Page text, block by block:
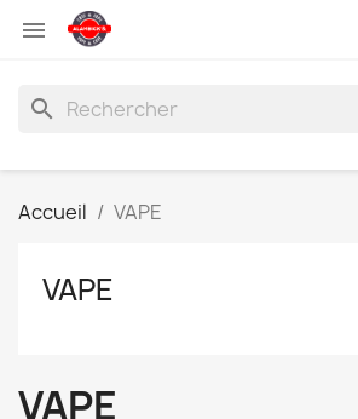

search
Accueil VAPE
VAPE
VAPE